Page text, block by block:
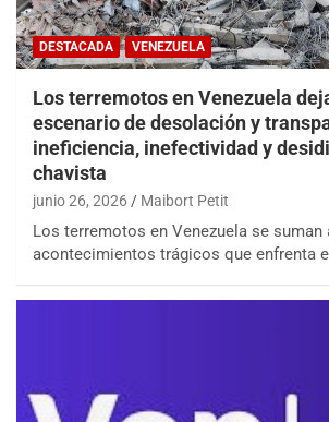
DESTACADA VENEZUELA
Los terremotos en Venezuela
escenario de desolación y
ineficiencia, inefectividad y
chavista
junio 26, 2026 Maibort Petit
Los terremotos en Venezuela se suman
acontecimientos trágicos que enfrenta